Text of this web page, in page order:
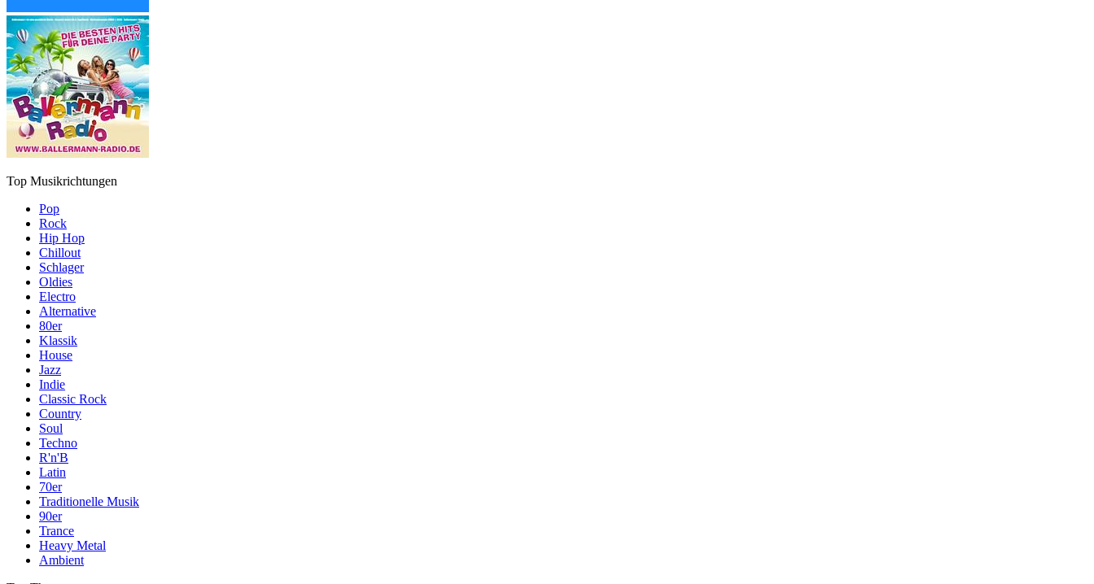
Top Musikrichtungen
Pop
Rock
Hip Hop
Chillout
Schlager
Oldies
Electro
Alternative
80er
Klassik
House
Jazz
Indie
Classic Rock
Country
Soul
Techno
R'n'B
Latin
70er
Traditionelle Musik
90er
Trance
Heavy Metal
Ambient